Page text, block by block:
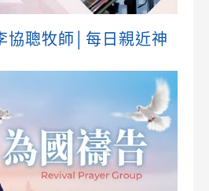
協聰牧師│每日親近神